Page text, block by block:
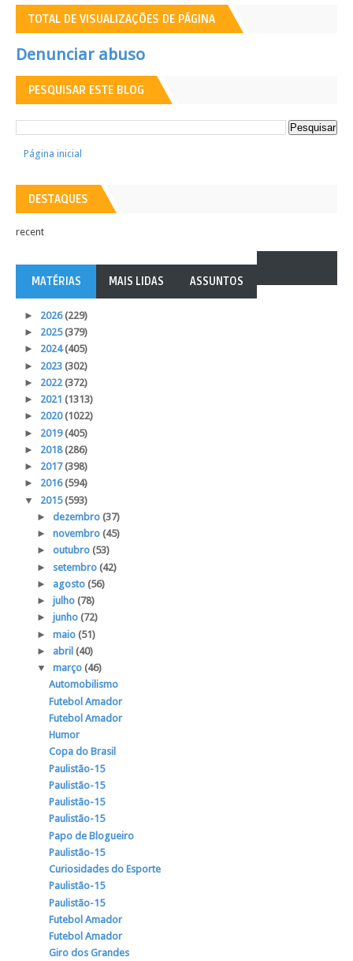
TOTAL DE VISUALIZAÇÕES DE PÁGINA
Denunciar abuso
PESQUISAR ESTE BLOG
Página inicial
DESTAQUES
recent
MATÉRIAS MAIS LIDAS ASSUNTOS
► 2026(229)
► 2025(379)
► 2024(405)
► 2023 (302)
► 2022(372)
► 2021 (1313)
► 2020(1022)
► 2019(405)
► 2018(286)
► 2017(398)
► 2016(594)
▼ 2015(593)
► dezembro (37)
► novembro (45)
► outubro (53)
► setembro (42)
► agosto (56)
► julho (78)
► junho (72)
► maio (51)
► abril (40)
▼ março (46)
Automobilismo
Futebol Amador
Futebol Amador
Humor
Copa do Brasil
Paulistão-15
Paulistão-15
Paulistão-15
Paulistão-15
Papo de Blogueiro
Paulistão-15
Curiosidades do Esporte
Paulistão-15
Paulistão-15
Futebol Amador
Futebol Amador
Giro dos Grandes